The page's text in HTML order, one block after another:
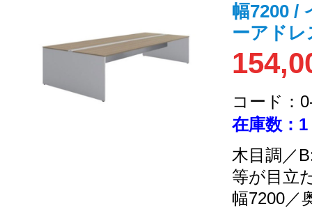
幅7200 /
ーアド
コード：
在庫数：1
木目調／
等が目立
幅7200／